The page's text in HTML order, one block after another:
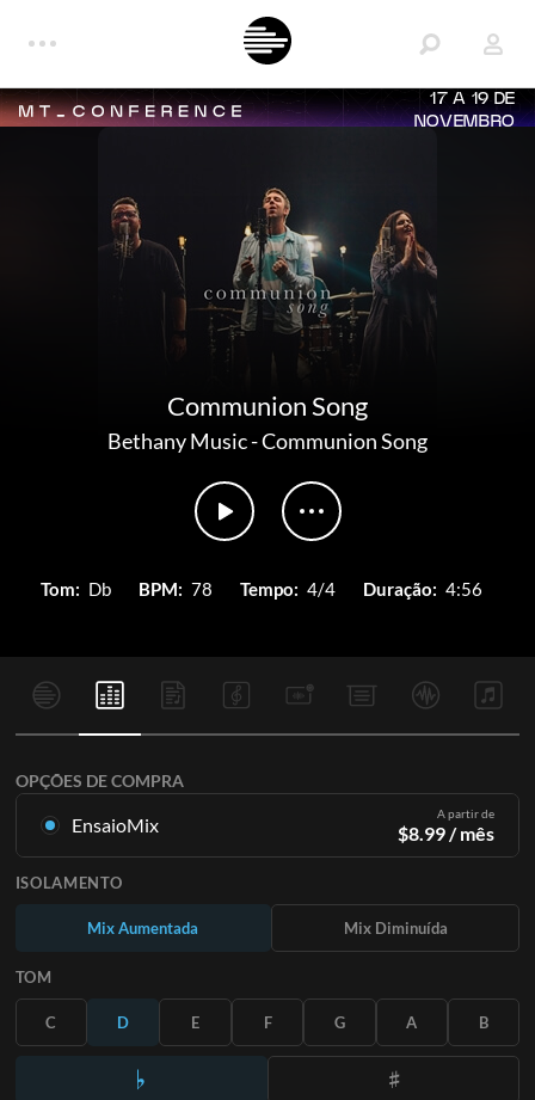
17 A 19 DE
NOVEMBRO
Communion Song
Bethany Music-Communion Song
Tom: Db BPM: 78 Tempo: 4/4 Duração: 4:56
OPÇÕES DE COMPRA
EnsaioMix A partir de
$8.99/ mês
todas as 12 tonalidades com mixagens Up e Minus para cada
parte mais a música original.
ASSINE
ISOLAMENTO
Mix Aumentada Mix Diminuída
TOM
C D E F G A B